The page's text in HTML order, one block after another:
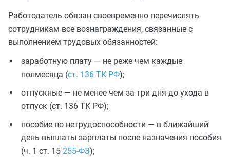
Работодатель обязан своевременно перечислять
сотрудникам все вознаграждения, связанные с
выполнением трудовых обязанностей:
заработную плату — не реже чем каждые
полмесяца (ст. 136 ТК РФ);
отпускные — не менее чем за три дня до ухода в
отпуск (ст. 136 ТК РФ);
пособие по нетрудоспособности — в ближайший
день выплаты зарплаты после назначения пособия
(ч. 1 ст. 15 255-ФЗ);